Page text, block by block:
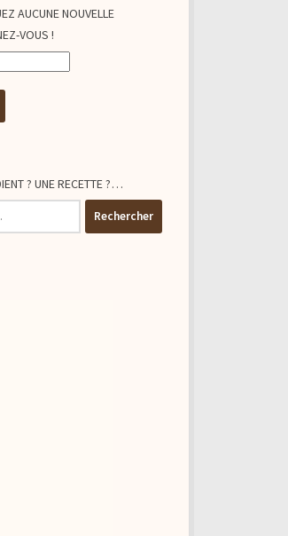
AUCUNE NOUVELLE
VOUS !
? UNE RECETTE ?…